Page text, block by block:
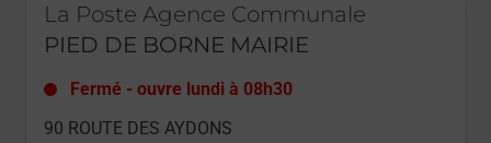
La Poste Agence Communale
PIED DE BORNE MAIRIE
Fermé - ouvre lundi à 08h30
90 ROUTE DES AYDONS